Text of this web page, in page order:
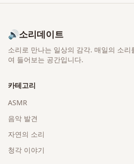
🔊소리데이트
소리로 만나는 일상의 감각. 매일의 소리
여 들어보는 공간입니다.
카테고리
ASMR
음악 발견
자연의 소리
청각 이야기